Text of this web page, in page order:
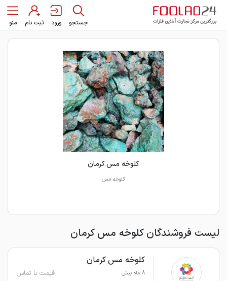
جستجو ورود ثبت نام منو
کلوخه مس کرمان
کلوخه مس
لیست فروشندگان کلوخه مس کرمان
کلوخه مس کرمان
8 ماه پیش قیمت با تماس